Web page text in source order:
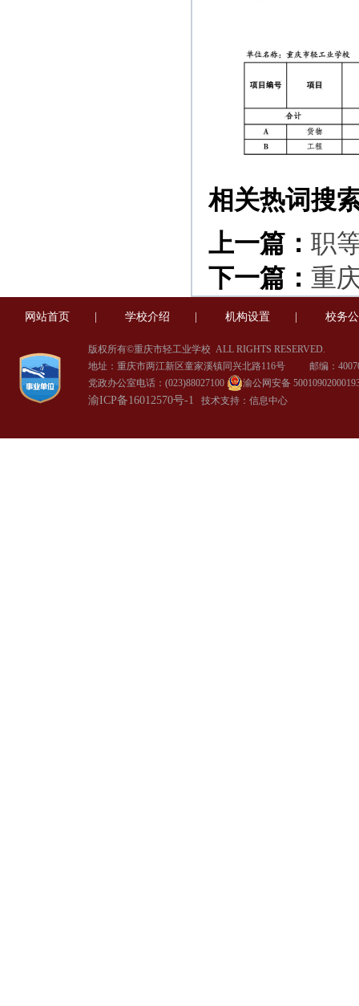
相关热词搜
上一篇：职
下一篇：重
网站首页 | 学校介绍 | 机构设置 | 校务
版权所有©重庆市轻工业学校 ALL RIGHTS RESERVED.
地址：重庆市两江新区童家溪镇同兴北路116号 邮编：
党政办公室电话：(023)88027100
渝公网安备
渝ICP备16012570号-1 技术支持：信息中心